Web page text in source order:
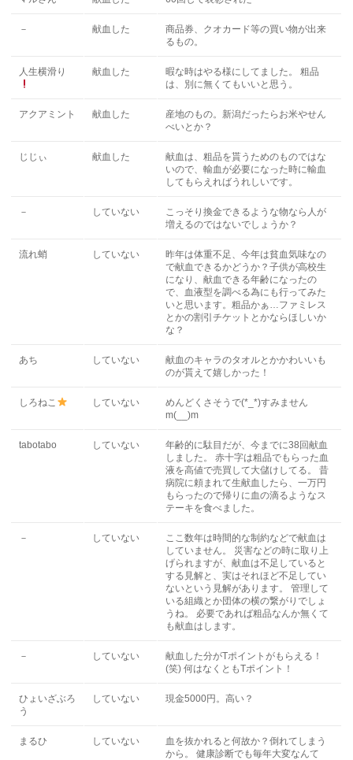
－ 献血した
商品券、クオカード等の買い物が出来
るもの。
人生横滑り 献血した
暇な時はやる様にしてました。 粗品
は、別に無くてもいいと思う。
アクアミント 献血した
産地のもの。新潟だったらお米やせん
べいとか？
じじぃ 献血した
献血は、粗品を貰うためのものではな
いので、輸血が必要になった時に輸血
してもらえればうれしいです。
－ していない
こっそり換金できるような物なら人が
増えるのではないでしょうか？
流れ蛸 していない
昨年は体重不足、今年は貧血気味なの
で献血できるかどうか？子供が高校生
になり、献血できる年齢になったの
で、血液型を調べる為にも行ってみた
いと思います。粗品かぁ…ファミレス
とかの割引チケットとかならほしいか
な？
あち していない
献血のキャラのタオルとかかわいいも
のが貰えて嬉しかった！
しろねこ していない
めんどくさそうで(*_*)すみません
m(__)m
tabotabo していない
年齢的に駄目だが、今までに38回献血
しました。 赤十字は粗品でもらった血
液を高値で売買して大儲けしてる。 昔
病院に頼まれて生献血したら、一万円
もらったので帰りに血の滴るようなス
テーキを食べました。
－ していない
ここ数年は時間的な制約などで献血は
していません。 災害などの時に取り上
げられますが、献血は不足していると
する見解と、実はそれほど不足してい
ないという見解があります。 管理して
いる組織とか団体の横の繋がりでしょ
うね。 必要であれば粗品なんか無くて
も献血はします。
－ していない
献血した分がTポイントがもらえる！
(笑) 何はなくともTポイント！
ひょいざぶろ
う
していない 現金5000円。高い？
まるひ していない
血を抜かれると何故か？倒れてしまう
から。 健康診断でも毎年大変なんて